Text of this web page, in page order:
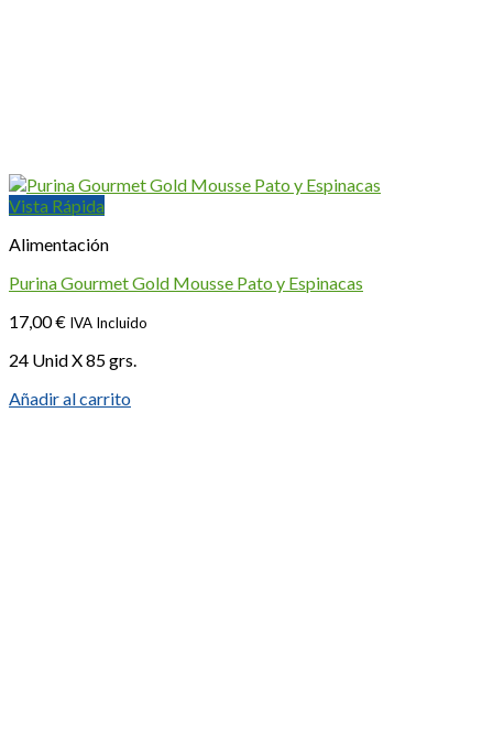
Vista Rápida
Alimentación
Purina Gourmet Gold Mousse Pato y Espinacas
17,00€ IVA Incluido
24 Unid X 85 grs.
Añadir al carrito